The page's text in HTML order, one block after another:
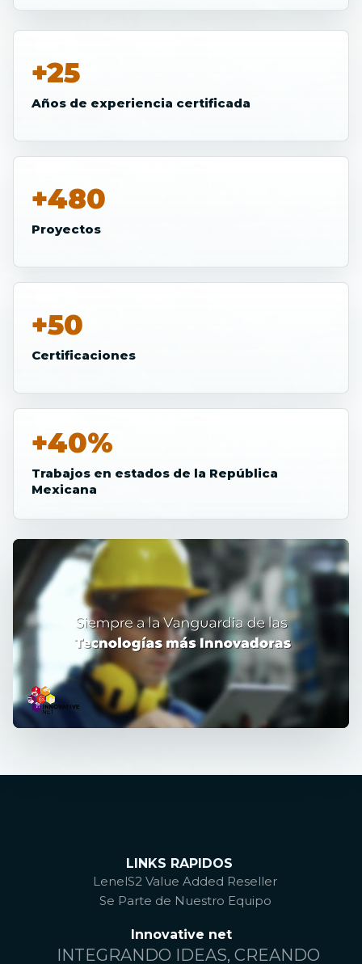
+25
Años de experiencia certificada
+480
Proyectos
+50
Certificaciones
+40%
Trabajos en estados de la República
Mexicana
LINKS RAPIDOS
LenelS2 Value Added Reseller
Se Parte de Nuestro Equipo
Innovative net
INTEGRANDO IDEAS, CREANDO